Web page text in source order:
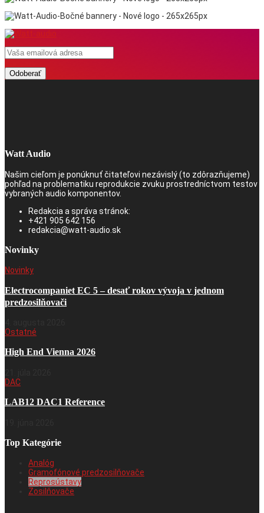
Watt Audio
Našim cieľom je ponúknuť čitateľovi nezávislý (to zdôrazňujeme)
pohľad na problematiku reprodukcie zvuku prostredníctvom testov
vybraných audio komponentov.
Redakcia a správa stránok:
+421 905 642 156
redakcia@watt-audio.sk
Novinky
Novinky
Electrocompaniet EC 5 – desať rokov vývoja v jednom
predzosilňovači
Ostatné
High End Vienna 2026
DAC
LAB12 DAC1 Reference
Top Kategórie
Analóg
Gramofónové predzosilňovače
Reprosústavy
Zosilňovače